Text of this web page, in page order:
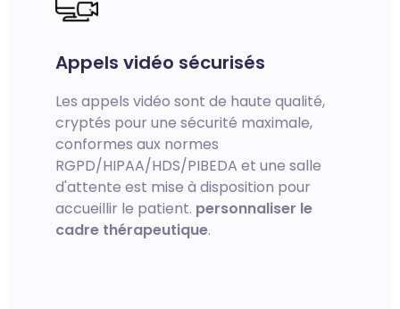
Appels vidéo sécurisés
Les appels vidéo sont de haute qualité,
cryptés pour une sécurité maximale,
conformes aux normes
RGPD/HIPAA/HDS/PIBEDA et une salle
d'attente est mise à disposition pour
accueillir le patient. personnaliser le
cadre thérapeutique.